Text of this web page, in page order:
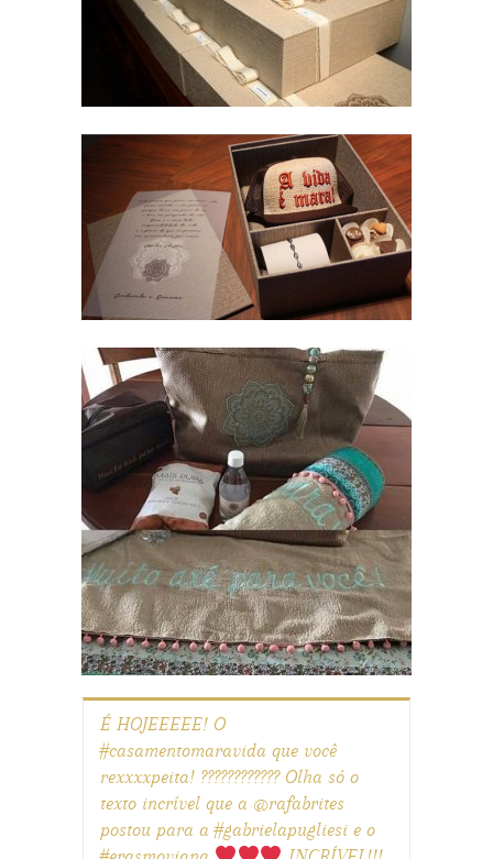
É HOJEEEEE! O
#casamentomaravida que você
rexxxxpeita! ???????????? Olha só o
texto incrível que a @rafabrites
postou para a #gabrielapugliesi e o